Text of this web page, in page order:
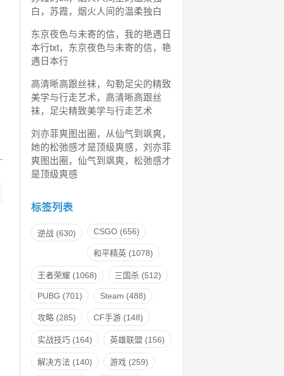
白，苏霞，烟火人间的温柔独白
东京夜色与未寄的信，我的艳遇日
本行txt，东京夜色与未寄的信，艳
遇日本行
高清晰高跟丝袜，勾勒足尖的精致
美学与行走艺术，高清晰高跟丝
袜，足尖精致美学与行走艺术
刘亦菲爽图出圈，从仙气到飒爽，
她的松弛感才是顶级爽感，刘亦菲
爽图出圈，仙气到飒爽，松弛感才
是顶级爽感
标签列表
逆战 (630) CSGO (656)
和平精英 (1078)
王者荣耀 (1068) 三国杀 (512)
PUBG (701) Steam (488)
攻略 (285) CF手游 (148)
实战技巧 (164) 英雄联盟 (156)
解决方法 (140) 游戏 (259)